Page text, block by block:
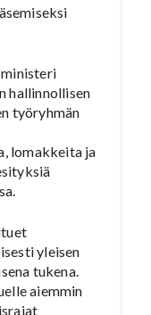
hallinnollisen
työryhmän
lomakkeita ja
yleisen
tukena.
aiemmin